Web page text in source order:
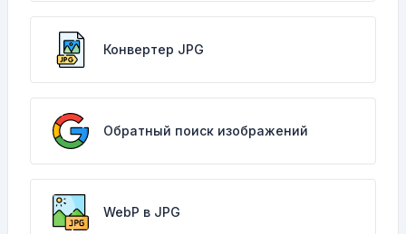
Конвертер JPG
Обратный поиск изображений
WebP в JPG